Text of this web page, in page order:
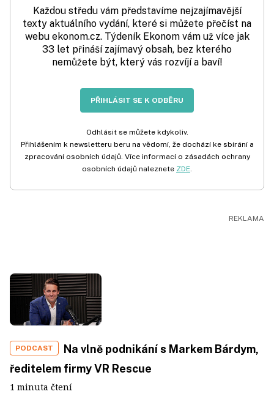
Každou středu vám představíme nejzajímavější
texty aktuálního vydání, které si můžete přečíst na
webu ekonom.cz. Týdeník Ekonom vám už více jak
33 let přináší zajímavý obsah, bez kterého
nemůžete být, který vás rozvíjí a baví!
PŘIHLÁSIT SE K ODBĚRU
Odhlásit se můžete kdykoliv.
Přihlášením k newsletteru beru na vědomí, že dochází ke sbírání a
zpracování osobních údajů. Více informací o zásadách ochrany
osobních údajů naleznete ZDE.
PODCAST
Na vlně podnikání s Markem Bárdym,
ředitelem firmy VR Rescue
1 minuta čtení